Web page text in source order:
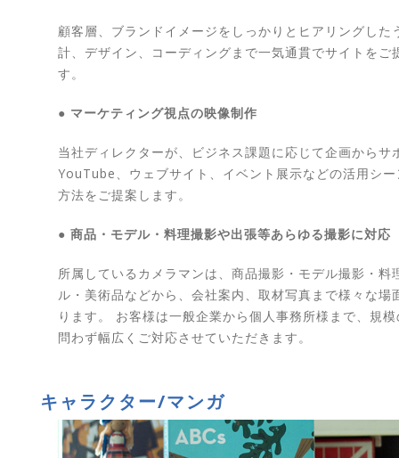
顧客層、ブランドイメージをしっかりとヒアリングした
計、デザイン、コーディングまで一気通貫でサイトをご
す。
● マーケティング視点の映像制作
当社ディレクターが、ビジネス課題に応じて企画からサ
YouTube、ウェブサイト、イベント展示などの活用シ
方法をご提案します。
● 商品・モデル・料理撮影や出張等あらゆる撮影に対応
所属しているカメラマンは、商品撮影・モデル撮影・料
ル・美術品などから、会社案内、取材写真まで様々な場
ります。 お客様は一般企業から個人事務所様まで、規
問わず幅広くご対応させていただきます。
キャラクター/マンガ